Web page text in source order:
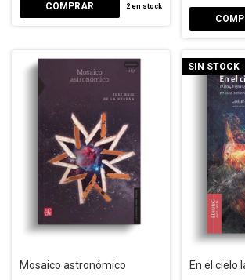
2en stock
Mosaico astronómico
SIN STOCK
En el cielo